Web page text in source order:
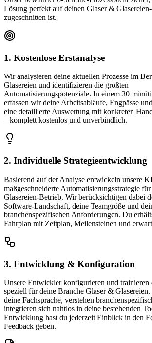
Lösung perfekt auf deinen Glaser & Glasereien
zugeschnitten ist.
1. Kostenlose Erstanalyse
Wir analysieren deine aktuellen Prozesse im
Glasereien und identifizieren die größten
Automatisierungspotenziale. In einem 30-
erfassen wir deine Arbeitsabläufe, Engpässe
eine detaillierte Auswertung mit konkreten
– komplett kostenlos und unverbindlich.
2. Individuelle Strategieentwicklung
Basierend auf der Analyse entwickeln unsere
maßgeschneiderte Automatisierungsstrategie
Glasereien-Betrieb. Wir berücksichtigen dabei
Software-Landschaft, deine Teamgröße und
branchenspezifischen Anforderungen. Du
Fahrplan mit Zeitplan, Meilensteinen und
3. Entwicklung & Konfiguration
Unsere Entwickler konfigurieren und
speziell für deine Branche Glaser &
deine Fachsprache, verstehen
integrieren sich nahtlos in deine bestehenden
Entwicklung hast du jederzeit Einblick in den
Feedback geben.